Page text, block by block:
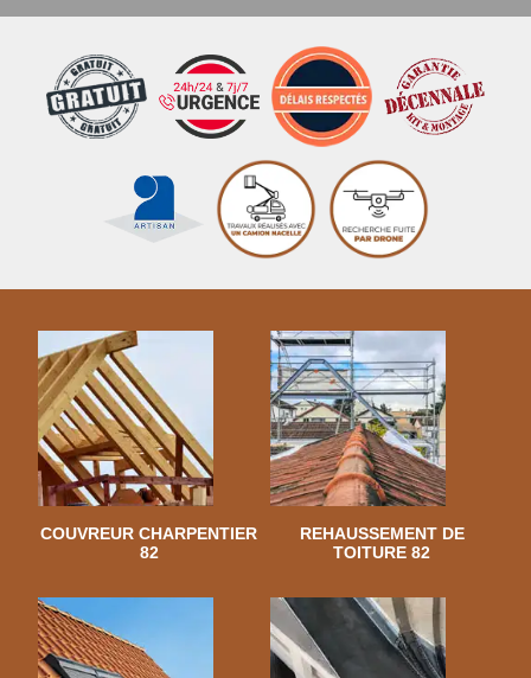
COUVREUR CHARPENTIER
82
REHAUSSEMENT DE
TOITURE 82